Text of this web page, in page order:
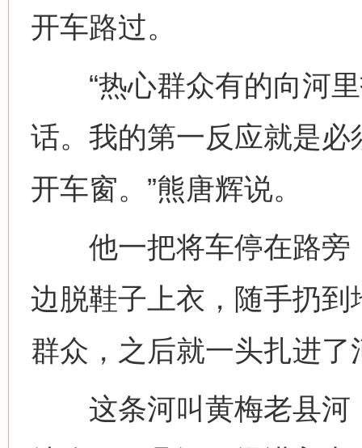
开车路过。
“热心群众有的向河里
话。我的第一反应就是
开车窗。”熊唐辉说。
他一把将车停在路旁
边脱鞋子上衣，随手扔
群众，之后就一头扎进了
这条河叫黄梅老县河